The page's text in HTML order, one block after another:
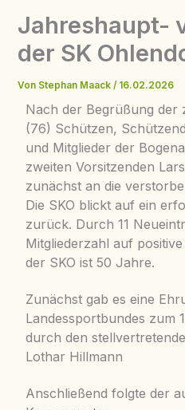
Jahreshaupt-
der SK
Von Stephan Maack/ 16.02.2026
Nach der Begrüßung der
(76) Schützen,
und Mitglieder der
zweiten Vorsitzenden
zunächst an die
Die SKO blickt auf ein
zurück. Durch 11
Mitgliederzahl auf
der SKO ist 50 Jahre.
Zunächst gab es eine
Landessportbundes zum
durch den
Lothar Hillmann
Anschließend folgte der